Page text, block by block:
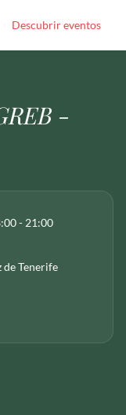
Descubrir eventos
-
- 21:00
de Tenerife